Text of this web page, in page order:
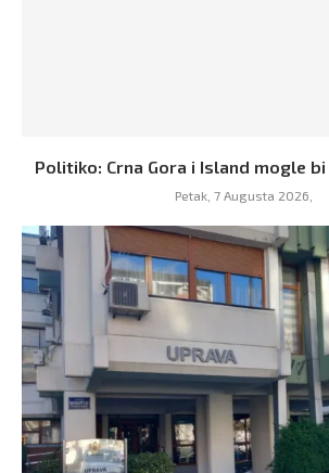
Politiko: Crna Gora i Island mogle bi
Petak, 7 Augusta 2026,